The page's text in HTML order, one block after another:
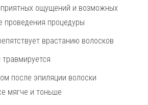
ощущений и возможных
проведения процедуры
врастанию волосков
после эпиляции волоски
мягче и тоньше